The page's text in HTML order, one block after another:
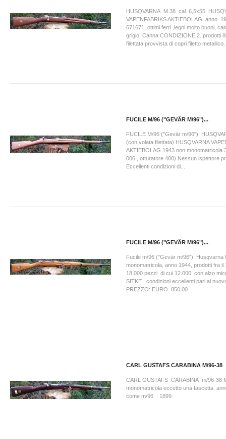
HUSQVARNA M.38 cal. 6,5x55
VAPENFABRIKS AKTIEBOLAG anno
671671, ottimi ferri ,legni molto buoni,
grigio. Canna CONDIZIONE 2. prodotti
filettata provvista di copri filetto
FUCILE M/96 ("GEVÄR M/96")...
FUCILE M/96 ("Gevär m/96")
(con volata filettata) HUSQVARNA
AKTIEBOLAG 1943 non monomatricola
006 , otturatore 400) Nessun ispettore
Eccellenti condizioni di...
FUCILE M/96 ("GEVÄR M/96")...
Fucile m/96 ("Gevär m/96") Husqvarna
monomatricola, anno 1944, prodotti fra il
18.000 pezzi di cui 12.000 con alzo
SITKE condizioni eccellenti pari al
PREZZO: EURO 850,00
CARL GUSTAFS CARABINA M/96-38
CARL GUSTAFS CARABINA m/96-38
monomatricola eccetto una fascetta.
come m/96 : 1899